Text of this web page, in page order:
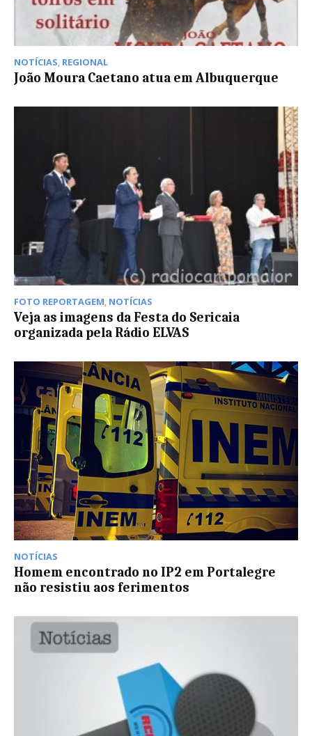
NOTÍCIAS, REGIONAL
João Moura Caetano atua em Albuquerque
FOTO REPORTAGEM, NOTÍCIAS
Veja as imagens da Festa do Sericaia
organizada pela Rádio ELVAS
NOTÍCIAS
Homem encontrado no IP2 em Portalegre
não resistiu aos ferimentos